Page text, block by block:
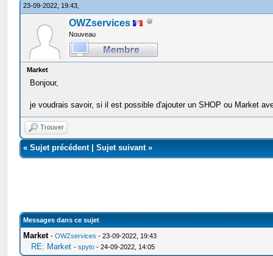
23-09-2022, 19:43,
OWZservices
Nouveau
Market
Bonjour,
je voudrais savoir, si il est possible d'ajouter un SHOP ou Market
Trouver
«Sujet précédent|Sujet suivant»
Messages dans ce sujet
Market -OWZservices - 23-09-2022, 19:43
RE: Market -spyto - 24-09-2022, 14:05